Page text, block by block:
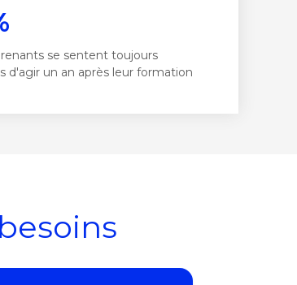
se sentent toujours
d'agir un an après leur formation